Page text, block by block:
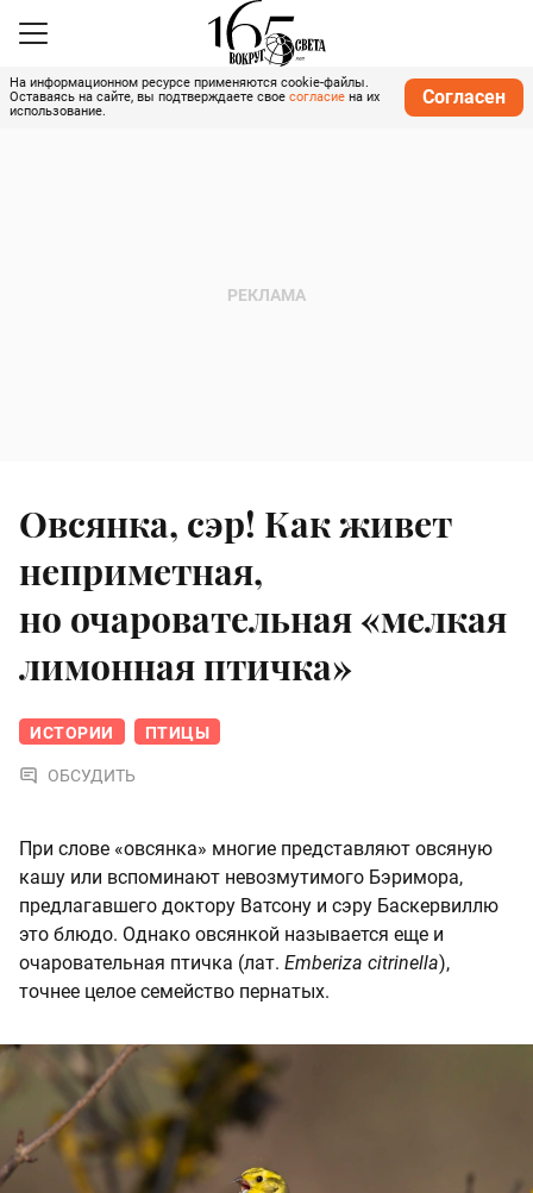
На информационном ресурсе применяются cookie-файлы.
Оставаясь на сайте, вы подтверждаете свое согласие на их
использование.
Согласен
Овсянка, сэр! Как живет
неприметная,
но очаровательная «мелкая
лимонная птичка»
ИСТОРИИ ПТИЦЫ
ОБСУДИТЬ
При слове «овсянка» многие представляют овсяную
кашу или вспоминают невозмутимого Бэримора,
предлагавшего доктору Ватсону и сэру Баскервиллю
это блюдо. Однако овсянкой называется еще и
очаровательная птичка (лат. Emberiza citrinella),
точнее целое семейство пернатых.